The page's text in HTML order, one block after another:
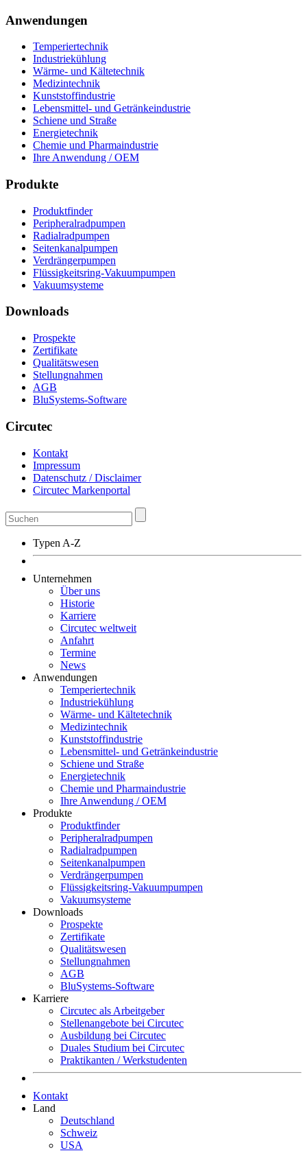
Anwendungen
Temperiertechnik
Industriekühlung
Wärme- und Kältetechnik
Medizintechnik
Kunststoffindustrie
Lebensmittel- und Getränkeindustrie
Schiene und Straße
Energietechnik
Chemie und Pharmaindustrie
Ihre Anwendung / OEM
Produkte
Produktfinder
Peripheralradpumpen
Radialradpumpen
Seitenkanalpumpen
Verdrängerpumpen
Flüssigkeitsring-Vakuumpumpen
Vakuumsysteme
Downloads
Prospekte
Zertifikate
Qualitätswesen
Stellungnahmen
AGB
BluSystems-Software
Circutec
Kontakt
Impressum
Datenschutz / Disclaimer
Circutec Markenportal
Typen A-Z
Unternehmen
Über uns
Historie
Karriere
Circutec weltweit
Anfahrt
Termine
News
Anwendungen
Temperiertechnik
Industriekühlung
Wärme- und Kältetechnik
Medizintechnik
Kunststoffindustrie
Lebensmittel- und Getränkeindustrie
Schiene und Straße
Energietechnik
Chemie und Pharmaindustrie
Ihre Anwendung / OEM
Produkte
Produktfinder
Peripheralradpumpen
Radialradpumpen
Seitenkanalpumpen
Verdrängerpumpen
Flüssigkeitsring-Vakuumpumpen
Vakuumsysteme
Downloads
Prospekte
Zertifikate
Qualitätswesen
Stellungnahmen
AGB
BluSystems-Software
Karriere
Circutec als Arbeitgeber
Stellenangebote bei Circutec
Ausbildung bei Circutec
Duales Studium bei Circutec
Praktikanten / Werkstudenten
Kontakt
Land
Deutschland
Schweiz
USA